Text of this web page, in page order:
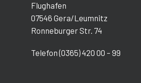
Flughafen
07546 Gera/Leumnitz
Ronneburger Str. 74
Telefon (0365) 420 00 – 99